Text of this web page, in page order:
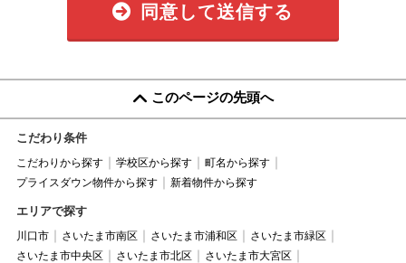
同意して送信する
このページの先頭へ
こだわり条件
こだわりから探す 学校区から探す
町名から探す
プライスダウン物件から探す
新着物件から探す
エリアで探す
川口市 さいたま市南区 さいたま市浦和区
さいたま市緑区
さいたま市中央区
さいたま市北区
さいたま市大宮区